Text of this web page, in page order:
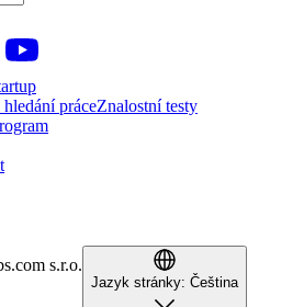
práceZnalostní testy
s.r.o.
Jazyk stránky: Čeština